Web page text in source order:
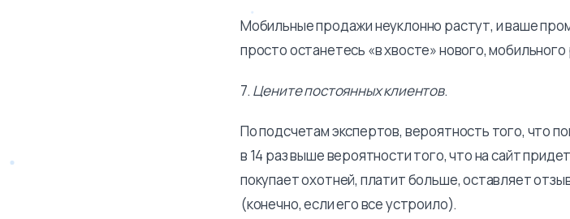
Мобильные продажи неуклонно растут, и ваше
просто останетесь «в хвосте» нового,
7. Цените постоянных клиентов.
По подсчетам экспертов, вероятность того, что
в 14 раз выше вероятности того, что на сайт
покупает охотней, платит больше, оставляет
(конечно, если его все устроило).